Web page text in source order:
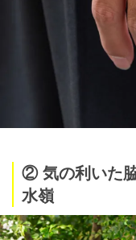
② 気の利いた
水嶺